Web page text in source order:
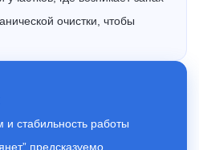
очистки, чтобы
стабильность работы
предсказуемо